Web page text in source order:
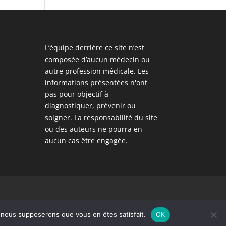
L’équipe derrière ce site n’est
composée d’aucun médecin ou
autre profession médicale. Les
informations présentées n'ont
pas pour objectif à
diagnostiquer, prévenir ou
soigner. La responsabilité du site
ou des auteurs ne pourra en
aucun cas être engagée.
supposerons que vous en êtes satisfait. OK